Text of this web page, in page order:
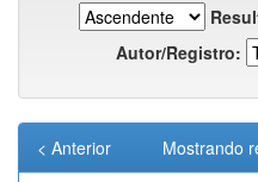
Autor/Registro:
Mostrando
< Anterior